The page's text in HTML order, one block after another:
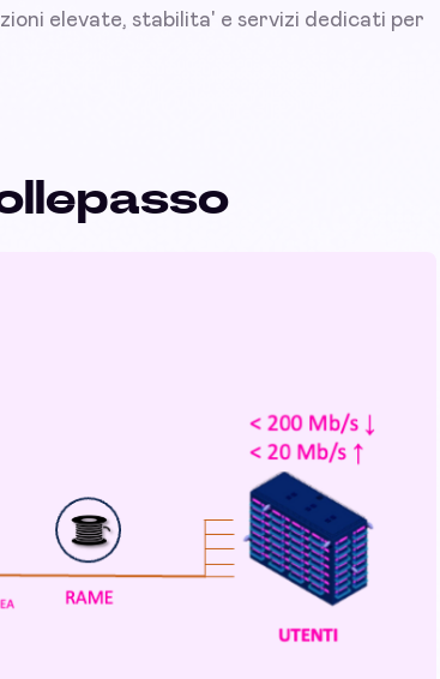
elevate, stabilita' e servizi dedicati per